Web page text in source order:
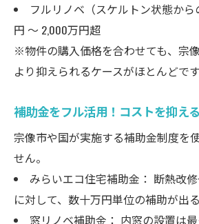
フルリノベ（スケルトン状態から
円 〜 2,000万円超
※物件の購入価格を合わせても、宗
より抑えられるケースがほとんどです
補助金をフル活用！コストを抑え
宗像市や国が実施する補助金制度を
せん。
みらいエコ住宅補助金： 断熱改
に対して、数十万円単位の補助が出
窓リノベ補助金： 内窓の設置は